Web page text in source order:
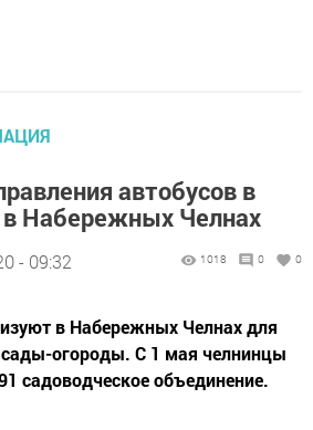
автобусов в
Набережных Челнах
- 09:32 1018 0 0
в Набережных Челнах для
огороды. С 1 мая челнинцы
садоводческое объединение.